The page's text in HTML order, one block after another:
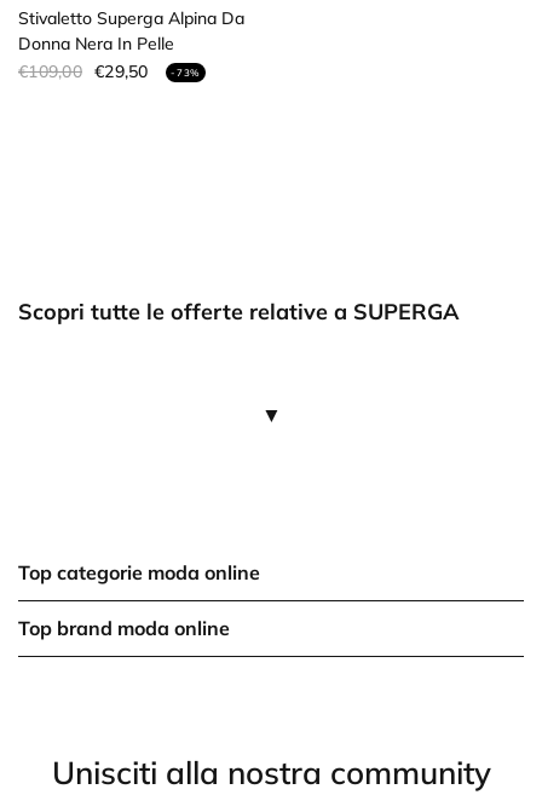
Stivaletto Superga Alpina Da
Donna Nera In Pelle
€109,00 €29,50 - 73%
Scopri tutte le offerte relative a SUPERGA
▼
Top categorie moda online
Top brand moda online
Unisciti alla nostra community